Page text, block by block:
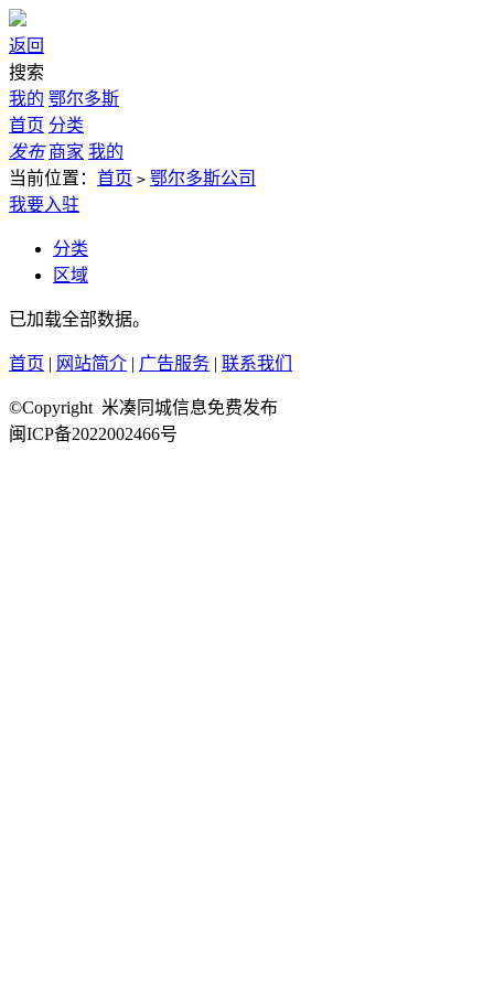
返回
搜索
我的 鄂尔多斯
首页 分类
发布 商家 我的
当前位置： 首页 > 鄂尔多斯公司
我要入驻
分类
区域
已加载全部数据。
首页 | 网站简介 | 广告服务 | 联系我们
©Copyright 米凑同城信息免费发布
闽ICP备2022002466号